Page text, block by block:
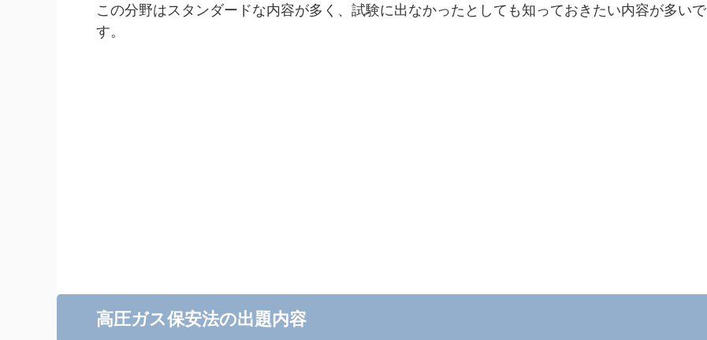
この分野はスタンダードな内容が多く、試験に出なかったとしても知っておきたい内容が多いで
す。
高圧ガス保安法の出題内容